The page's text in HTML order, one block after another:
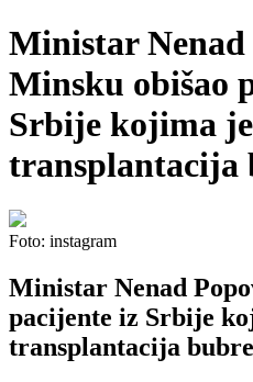
Ministar Nenad
Minsku obišao
Srbije kojima
transplantacija
Foto: instagram
Ministar Nenad
pacijente iz Srbije
transplantacija